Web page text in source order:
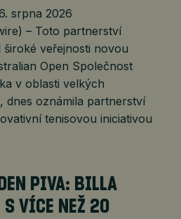
srpna 2026
– Toto partnerství
veřejnosti novou
Open Společnost
v oblasti velkých
dnes oznámila partnerství
tenisovou iniciativou
PIVA: BILLA
S VÍCE NEŽ 20